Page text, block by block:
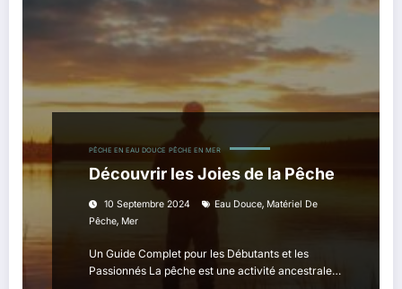
PÊCHE EN EAU DOUCE PÊCHE EN MER
Découvrir les Joies de la Pêche
10 Septembre 2024 Eau Douce, Matériel De
Pêche, Mer
Un Guide Complet pour les Débutants et les
Passionnés La pêche est une activité ancestrale…